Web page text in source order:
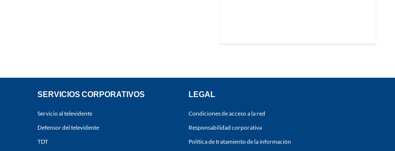
SERVICIOS CORPORATIVOS
Servicio al televidente
Defensor del televidente
TDT
LEGAL
Condiciones de acceso a la red
Responsabilidad corporativa
Política de tratamiento de la información